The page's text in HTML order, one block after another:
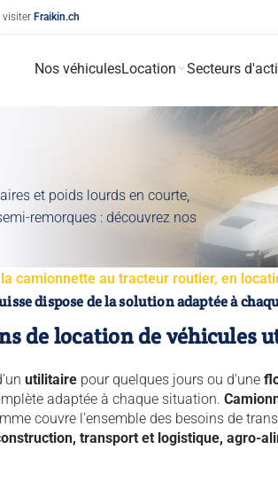
visiter Fraikin.ch
Nos véhiculesLocation Secteurs
et poids lourds en courte,
remorques : découvrez nos
la camionnette au tracteur routier, en
dispose de la solution adaptée à
de location de véhicules
utilitaire pour quelques jours ou d'une
adaptée à chaque situation.
couvre l'ensemble des besoins de
transport et logistique, agro-